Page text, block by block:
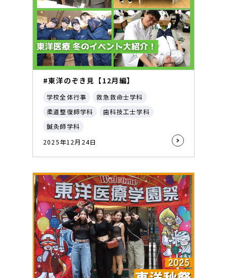
#東洋のぞき見【12月編】
学校全体行事
救急救命士学科
柔道整復師学科
歯科技工士学科
鍼灸師学科
2025年12月24日